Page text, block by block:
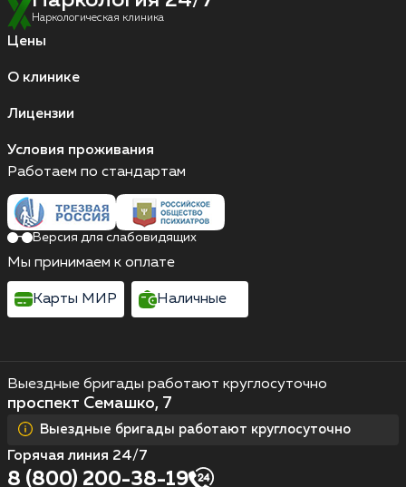
Наркологическая клиника
Цены
О клинике
Лицензии
Условия проживания
Выездные бригады работают круглосуточно
проспект Семашко, 7
Выездные бригады работают круглосуточно
Горячая линия 24/7
8 (800) 200-38-19
Работаем по стандартам
Версия для слабовидящих
Мы принимаем к оплате
Карты МИР Наличные